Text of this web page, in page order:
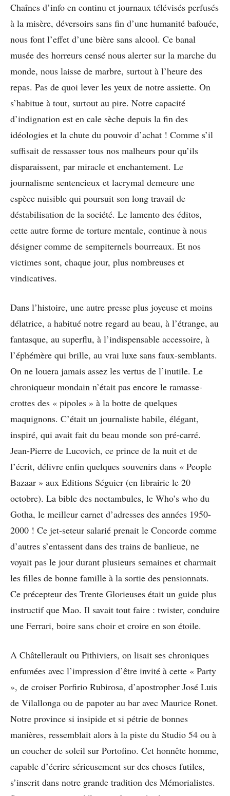
Chaînes d’info en continu et journaux télévisés perfusés
à la misère, déversoirs sans fin d’une humanité bafouée,
nous font l’effet d’une bière sans alcool. Ce banal
musée des horreurs censé nous alerter sur la marche du
monde, nous laisse de marbre, surtout à l’heure des
repas. Pas de quoi lever les yeux de notre assiette. On
s’habitue à tout, surtout au pire. Notre capacité
d’indignation est en cale sèche depuis la fin des
idéologies et la chute du pouvoir d’achat ! Comme s’il
suffisait de ressasser tous nos malheurs pour qu’ils
disparaissent, par miracle et enchantement. Le
journalisme sentencieux et lacrymal demeure une
espèce nuisible qui poursuit son long travail de
déstabilisation de la société. Le lamento des éditos,
cette autre forme de torture mentale, continue à nous
désigner comme de sempiternels bourreaux. Et nos
victimes sont, chaque jour, plus nombreuses et
vindicatives.
Dans l’histoire, une autre presse plus joyeuse et moins
délatrice, a habitué notre regard au beau, à l’étrange, au
fantasque, au superflu, à l’indispensable accessoire, à
l’éphémère qui brille, au vrai luxe sans faux-semblants.
On ne louera jamais assez les vertus de l’inutile. Le
chroniqueur mondain n’était pas encore le ramasse-
crottes des « pipoles » à la botte de quelques
maquignons. C’était un journaliste habile, élégant,
inspiré, qui avait fait du beau monde son pré-carré.
Jean-Pierre de Lucovich, ce prince de la nuit et de
l’écrit, délivre enfin quelques souvenirs dans « People
Bazaar » aux Editions Séguier (en librairie le 20
octobre). La bible des noctambules, le Who’s who du
Gotha, le meilleur carnet d’adresses des années 1950-
2000 ! Ce jet-seteur salarié prenait le Concorde comme
d’autres s’entassent dans des trains de banlieue, ne
voyait pas le jour durant plusieurs semaines et charmait
les filles de bonne famille à la sortie des pensionnats.
Ce précepteur des Trente Glorieuses était un guide plus
instructif que Mao. Il savait tout faire : twister, conduire
une Ferrari, boire sans choir et croire en son étoile.
A Châtellerault ou Pithiviers, on lisait ses chroniques
enfumées avec l’impression d’être invité à cette « Party
», de croiser Porfirio Rubirosa, d’apostropher José Luis
de Vilallonga ou de papoter au bar avec Maurice Ronet.
Notre province si insipide et si pétrie de bonnes
manières, ressemblait alors à la piste du Studio 54 ou à
un coucher de soleil sur Portofino. Cet honnête homme,
capable d’écrire sérieusement sur des choses futiles,
s’inscrit dans notre grande tradition des Mémorialistes.